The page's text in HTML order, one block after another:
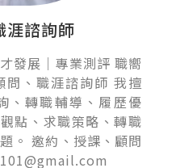
涯諮詢師
發展｜專業測評 職嚮
問、職涯諮詢師 我擅
、轉職輔導、履歷優
點、求職策略、轉職
。 邀約、授課、顧問